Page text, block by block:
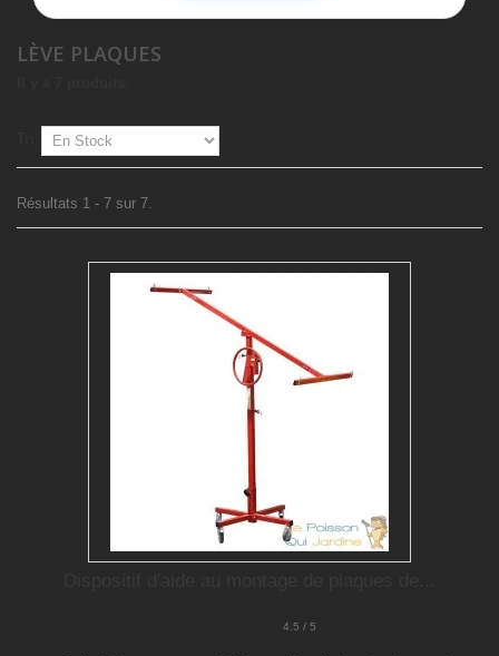
LÈVE PLAQUES
Résultats 1 - 7 sur 7.
4.5 / 5